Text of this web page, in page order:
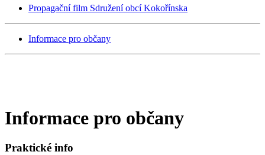
Propagační film Sdružení obcí Kokořínska
Informace pro občany
Informace pro občany
Praktické info